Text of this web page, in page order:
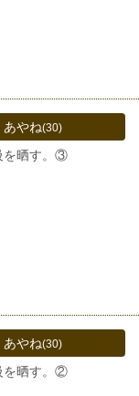
あやね(30)
を晒す。③
あやね(30)
を晒す。②